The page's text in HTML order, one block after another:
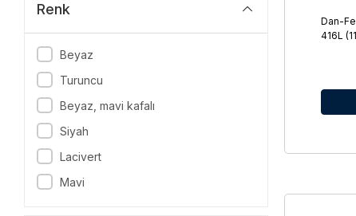
4.0 kg
Renk
Beyaz
Turuncu
Beyaz, mavi kafalı
Siyah
Lacivert
Mavi
Dan-
416L